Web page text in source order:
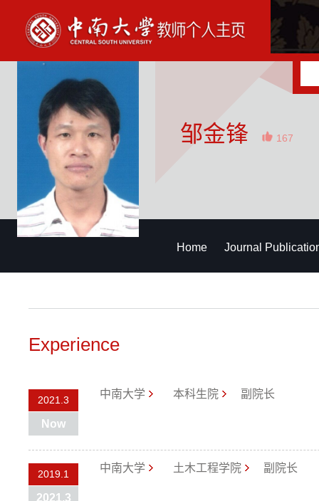
邹金锋 167
Home Journal
Experience
2021.3
Now
中南大学 本科生院 副院长
2019.1
2021.3
中南大学 土木工程学院 副院长